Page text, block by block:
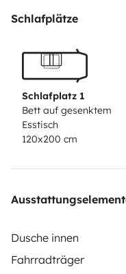
Schlafplätze
Schlafplatz 1
Bett auf gesenktem
Esstisch
120x200 cm
Dusche innen
Fahrradträger